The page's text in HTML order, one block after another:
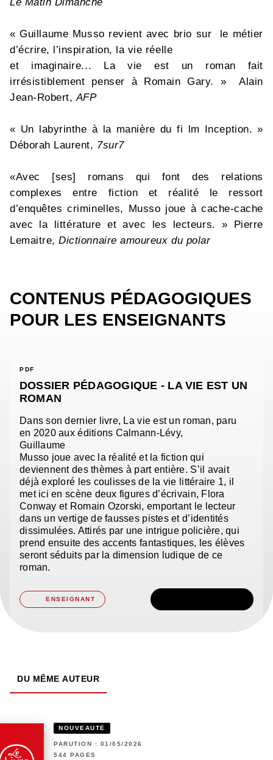
Le Matin Dimanche
« Guillaume Musso revient avec brio sur le métier
d’écrire, l’inspiration, la vie réelle
et imaginaire... La vie est un roman fait
irrésistiblement penser à Romain Gary. » Alain
Jean-Robert,AFP
« Un labyrinthe à la manière du fi lm Inception. »
Déborah Laurent, 7sur7
«Avec [ses] romans qui font des relations
complexes entre fiction et réalité le ressort
d’enquêtes criminelles, Musso joue à cache-cache
avec la littérature et avec les lecteurs. » Pierre
Lemaitre,Dictionnaire amoureux du polar
CONTENUS PÉDAGOGIQUES
POUR LES ENSEIGNANTS
PDF
DOSSIER PÉDAGOGIQUE - LA VIE EST UN
ROMAN
Dans son dernier livre, La vie est un roman, paru
en 2020 aux éditions Calmann-Lévy,
Guillaume
Musso joue avec la réalité et la fiction qui
deviennent des thèmes à part entière. S’il avait
déjà exploré les coulisses de la vie littéraire 1, il
met ici en scène deux figures d’écrivain, Flora
Conway et Romain Ozorski, emportant le lecteur
dans un vertige de fausses pistes et d’identités
dissimulées. Attirés par une intrigue policière, qui
prend ensuite des accents fantastiques, les élèves
seront séduits par la dimension ludique de ce
roman.
ENSEIGNANT
DU MÊME AUTEUR
NOUVEAUTÉ
PARUTION : 01/05/2026
544 PAGES